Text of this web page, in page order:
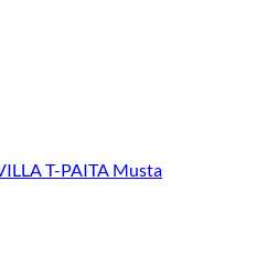
T-PAITA Musta